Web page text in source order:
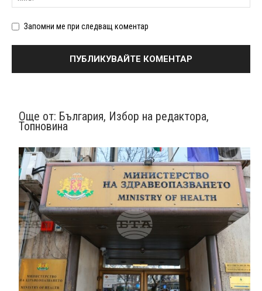
Запомни ме при следващ коментар
Още от: България, Избор на редактора,
Топновина